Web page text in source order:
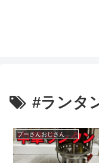
#ランタ
プーさんおじさん｜自然と遊ぶ、癒やし系キャンパー